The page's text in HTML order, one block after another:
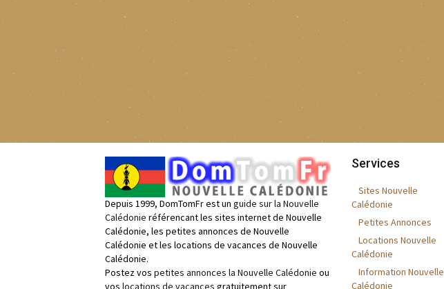
Depuis 1999, DomTomFr est un guide sur la Nouvelle
Calédonie référencant les sites internet de Nouvelle
Calédonie, les petites annonces de Nouvelle
Calédonie et les locations de vacances de Nouvelle
Calédonie.
Postez vos petites annonces la Nouvelle Calédonie ou
vos locations de vacances gratuitement sur
Services
Sites Nouvelle
Calédonie
Petites Annonces
Locations Nouvelle
Calédonie
Information Nouvelle
Calédonie